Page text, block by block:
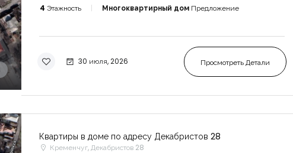
4 Этажность Многоквартирный дом Предложение
30 июля, 2026 Просмотреть Детали
Квартиры в доме по адресу Декабристов 28
Кременчуг, Декабристов 28
Forgot Password?
Войти